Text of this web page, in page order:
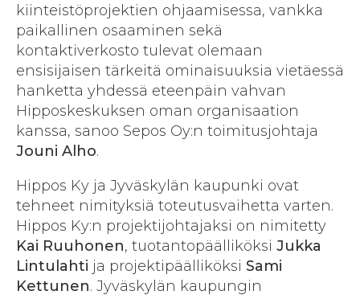
kiinteistöprojektien ohjaamisessa, vankka
paikallinen osaaminen sekä
kontaktiverkosto tulevat olemaan
ensisijaisen tärkeitä ominaisuuksia vietäessä
hanketta yhdessä eteenpäin vahvan
Hipposkeskuksen oman organisaation
kanssa, sanoo Sepos Oy:n toimitusjohtaja
Jouni Alho.
Hippos Ky ja Jyväskylän kaupunki ovat
tehneet nimityksiä toteutusvaihetta varten.
Hippos Ky:n projektijohtajaksi on nimitetty
Kai Ruuhonen, tuotantopäälliköksi Jukka
Lintulahti ja projektipäälliköksi Sami
Kettunen. Jyväskylän kaupungin